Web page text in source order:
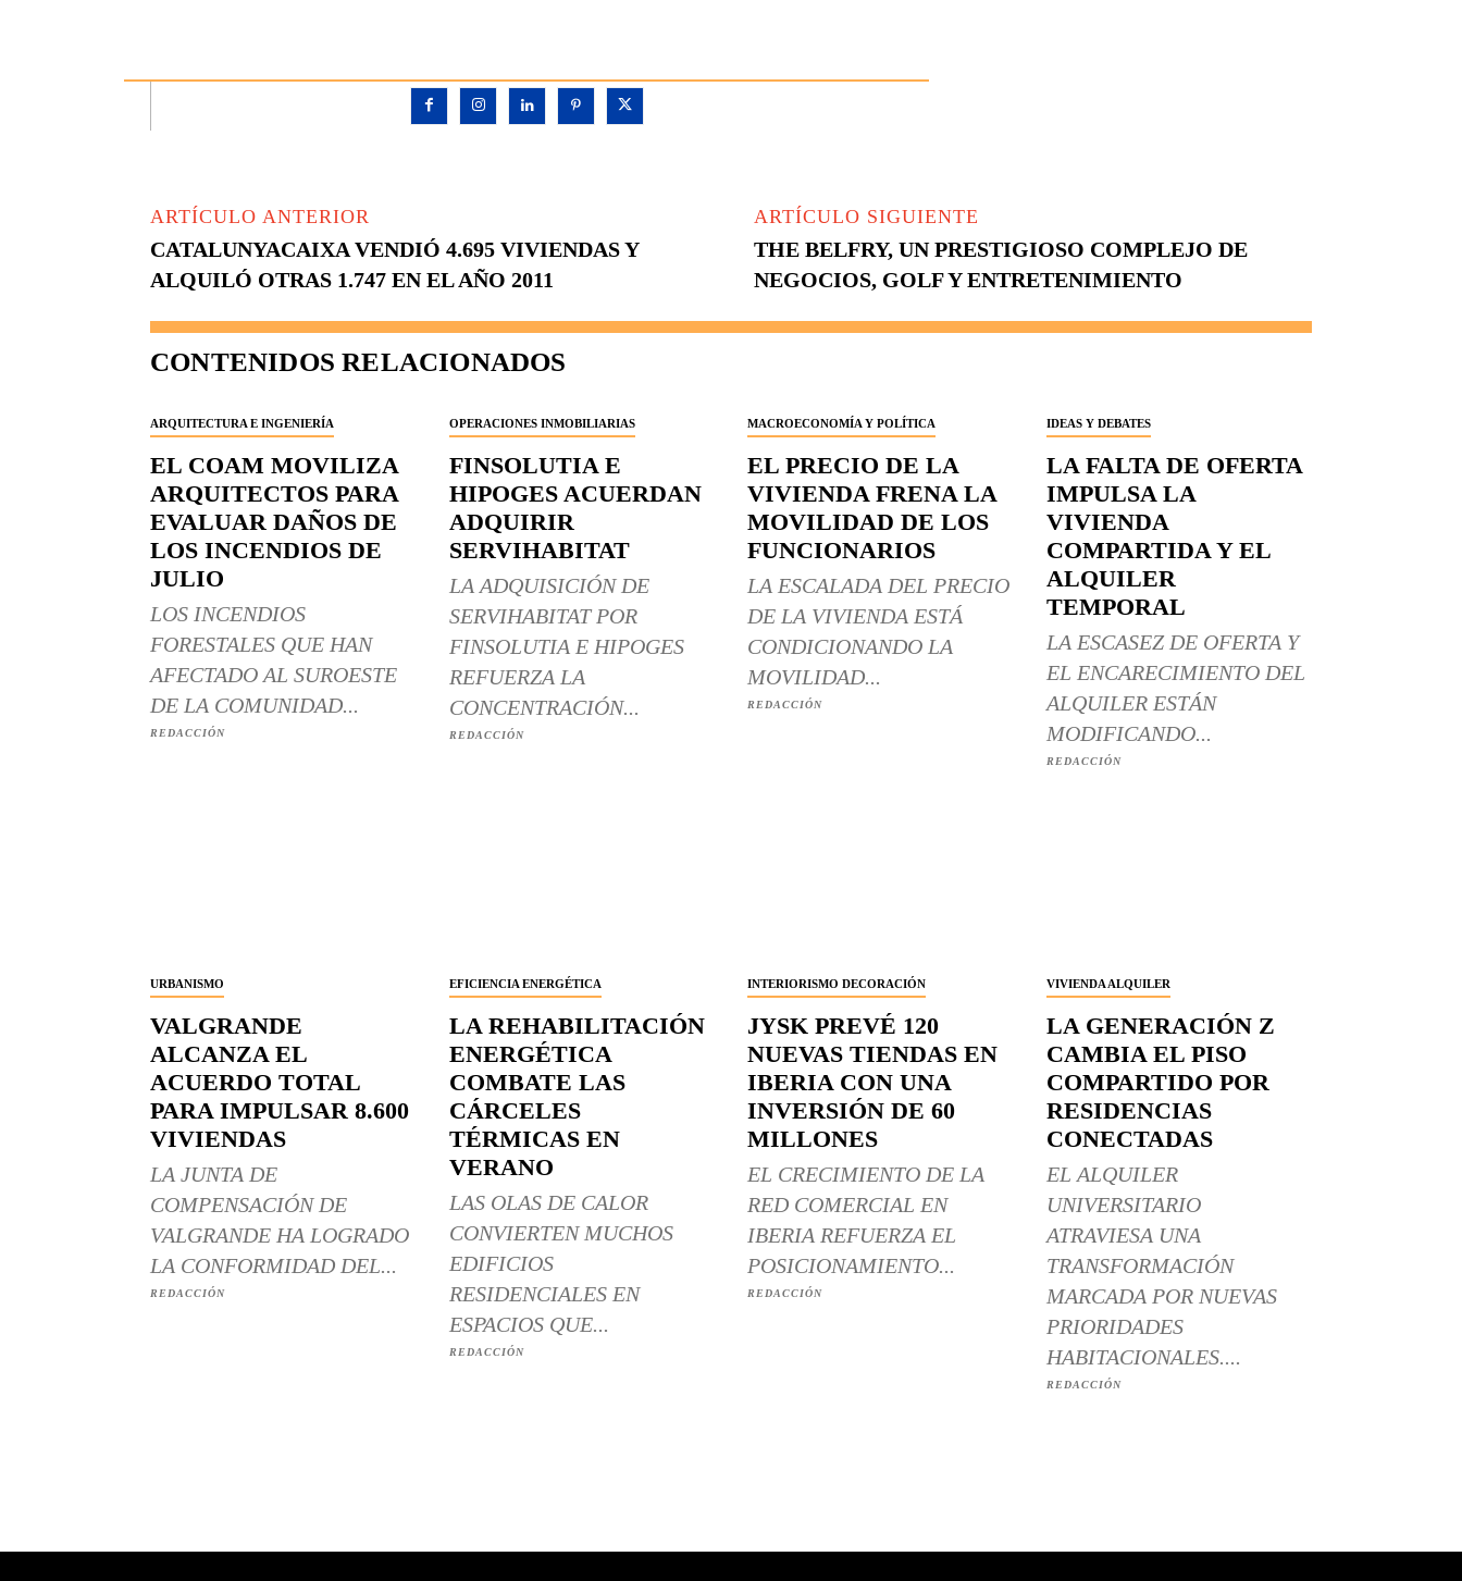
ARTÍCULO ANTERIOR
CATALUNYACAIXA VENDIÓ 4.695 VIVIENDAS Y
ALQUILÓ OTRAS 1.747 EN EL AÑO 2011
ARTÍCULO SIGUIENTE
THE BELFRY, UN PRESTIGIOSO COMPLEJO DE
NEGOCIOS, GOLF Y ENTRETENIMIENTO
CONTENIDOS RELACIONADOS
ARQUITECTURA E INGENIERÍA
EL COAM MOVILIZA
ARQUITECTOS PARA
EVALUAR DAÑOS DE
LOS INCENDIOS DE
JULIO
LOS INCENDIOS
FORESTALES QUE HAN
AFECTADO AL SUROESTE
DE LA COMUNIDAD...
REDACCIÓN
OPERACIONES INMOBILIARIAS
FINSOLUTIA E
HIPOGES ACUERDAN
ADQUIRIR
SERVIHABITAT
LA ADQUISICIÓN DE
SERVIHABITAT POR
FINSOLUTIA E HIPOGES
REFUERZA LA
CONCENTRACIÓN...
REDACCIÓN
MACROECONOMÍA Y POLÍTICA
EL PRECIO DE LA
VIVIENDA FRENA LA
MOVILIDAD DE LOS
FUNCIONARIOS
LA ESCALADA DEL PRECIO
DE LA VIVIENDA ESTÁ
CONDICIONANDO LA
MOVILIDAD...
REDACCIÓN
IDEAS Y DEBATES
LA FALTA DE OFERTA
IMPULSA LA
VIVIENDA
COMPARTIDA Y EL
ALQUILER
TEMPORAL
LA ESCASEZ DE OFERTA Y
EL ENCARECIMIENTO DEL
ALQUILER ESTÁN
MODIFICANDO...
REDACCIÓN
URBANISMO
VALGRANDE
ALCANZA EL
ACUERDO TOTAL
PARA IMPULSAR 8.600
VIVIENDAS
LA JUNTA DE
COMPENSACIÓN DE
VALGRANDE HA LOGRADO
LA CONFORMIDAD DEL...
REDACCIÓN
EFICIENCIA ENERGÉTICA
LA REHABILITACIÓN
ENERGÉTICA
COMBATE LAS
CÁRCELES
TÉRMICAS EN
VERANO
LAS OLAS DE CALOR
CONVIERTEN MUCHOS
EDIFICIOS
RESIDENCIALES EN
ESPACIOS QUE...
REDACCIÓN
INTERIORISMO DECORACIÓN
JYSK PREVÉ 120
NUEVAS TIENDAS EN
IBERIA CON UNA
INVERSIÓN DE 60
MILLONES
EL CRECIMIENTO DE LA
RED COMERCIAL EN
IBERIA REFUERZA EL
POSICIONAMIENTO...
REDACCIÓN
VIVIENDA ALQUILER
LA GENERACIÓN Z
CAMBIA EL PISO
COMPARTIDO POR
RESIDENCIAS
CONECTADAS
EL ALQUILER
UNIVERSITARIO
ATRAVIESA UNA
TRANSFORMACIÓN
MARCADA POR NUEVAS
PRIORIDADES
HABITACIONALES....
REDACCIÓN